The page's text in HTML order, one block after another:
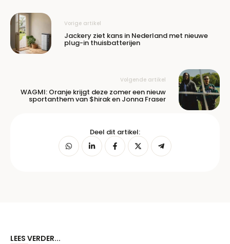
Vorige artikel
Jackery ziet kans in Nederland met nieuwe
plug-in thuisbatterijen
Volgende artikel
WAGMI: Oranje krijgt deze zomer een nieuw
sportanthem van $hirak en Jonna Fraser
Deel dit artikel:
LEES VERDER...